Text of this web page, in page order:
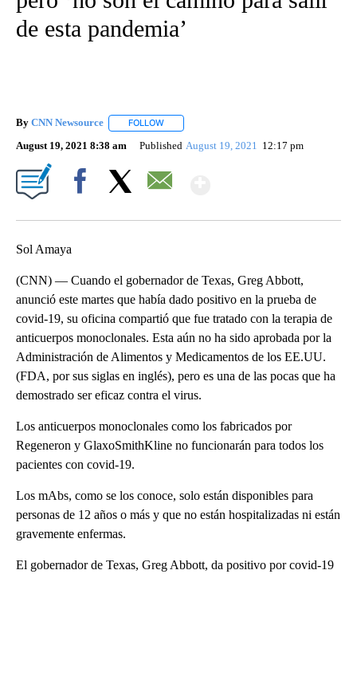
de esta pandemia’
By CNN Newsource FOLLOW
August 19, 2021 8:38 am Published August 19, 2021 12:17 pm
Sol Amaya
(CNN) — Cuando el gobernador de Texas, Greg Abbott,
anunció este martes que había dado positivo en la prueba de
covid-19, su oficina compartió que fue tratado con la terapia de
anticuerpos monoclonales. Esta aún no ha sido aprobada por la
Administración de Alimentos y Medicamentos de los EE.UU.
(FDA, por sus siglas en inglés), pero es una de las pocas que ha
demostrado ser eficaz contra el virus.
Los anticuerpos monoclonales como los fabricados por
Regeneron y GlaxoSmithKline no funcionarán para todos los
pacientes con covid-19.
Los mAbs, como se los conoce, solo están disponibles para
personas de 12 años o más y que no están hospitalizadas ni están
gravemente enfermas.
El gobernador de Texas, Greg Abbott, da positivo por covid-19